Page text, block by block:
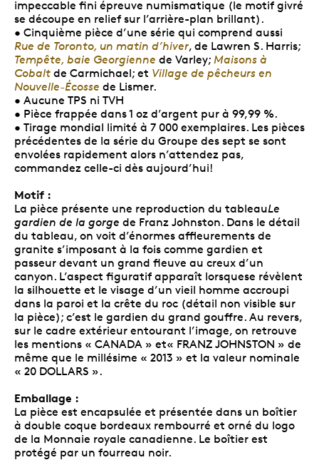
impeccable fini épreuve numismatique (le motif givré
se découpe en relief sur l’arrière-plan brillant).
• Cinquième pièce d’une série qui comprend aussi
Rue de Toronto, un matin d’hiver, de Lawren S. Harris;
Tempête, baie Georgienne de Varley; Maisons à
Cobalt de Carmichael; et Village de pêcheurs en
Nouvelle-Écosse de Lismer.
• Aucune TPS ni TVH
• Pièce frappée dans 1 oz d’argent pur à 99,99 %.
• Tirage mondial limité à 7 000 exemplaires. Les pièces
précédentes de la série du Groupe des sept se sont
envolées rapidement alors n’attendez pas,
commandez celle-ci dès aujourd’hui!
Motif :
La pièce présente une reproduction du tableauLe
gardien de la gorge de Franz Johnston. Dans le détail
du tableau, on voit d’énormes affleurements de
granite s’imposant à la fois comme gardien et
passeur devant un grand fleuve au creux d’un
canyon. L’aspect figuratif apparaît lorsquese révèlent
la silhouette et le visage d’un vieil homme accroupi
dans la paroi et la crête du roc (détail non visible sur
la pièce); c’est le gardien du grand gouffre. Au revers,
sur le cadre extérieur entourant l’image, on retrouve
les mentions « CANADA » et« FRANZ JOHNSTON » de
même que le millésime « 2013 » et la valeur nominale
« 20 DOLLARS ».
Emballage :
La pièce est encapsulée et présentée dans un boîtier
à double coque bordeaux rembourré et orné du logo
de la Monnaie royale canadienne. Le boîtier est
protégé par un fourreau noir.